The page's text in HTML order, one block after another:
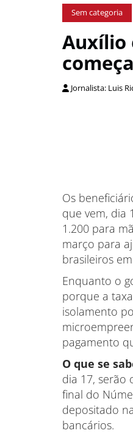
Sem categoria
Auxílio
Jornalista: Luis
Os
que vem, dia
1.200 para
março para
brasileiros
Enquanto o
porque a
isolamento
pagamento
O que se
dia 17, serão
final do
depositado
bancários.